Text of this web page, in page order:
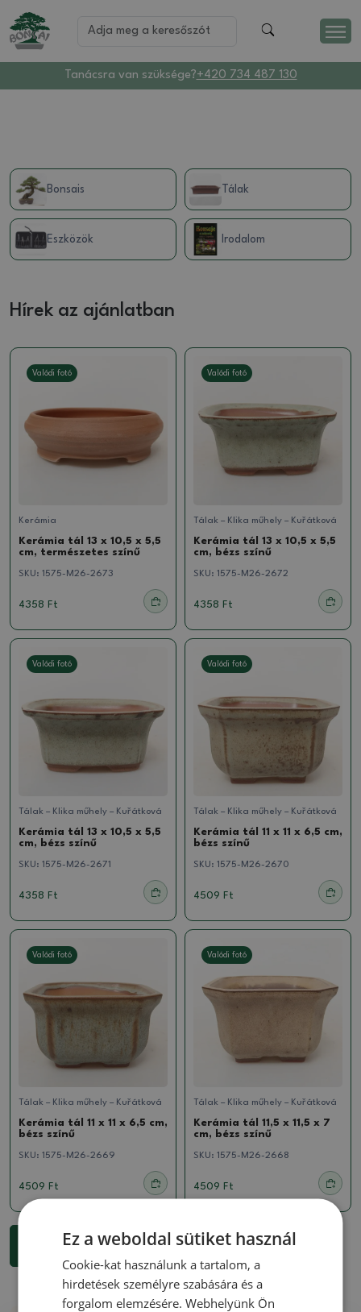
Tanácsra van szüksége?+420 734 487 130
Bonsais Tálak
Eszközök Irodalom
Hírek az ajánlatban
Valódi fotó
Kerámia
Kerámia tál 13 x 10,5 x 5,5
cm, természetes színű
SKU: 1575-M26-2673
4358 Ft
Valódi fotó
Tálak – Klika műhely – Kuřátková
Kerámia tál 13 x 10,5 x 5,5
cm, bézs színű
SKU: 1575-M26-2672
4358 Ft
Valódi fotó
Tálak – Klika műhely – Kuřátková
Kerámia tál 13 x 10,5 x 5,5
cm, bézs színű
SKU: 1575-M26-2671
4358 Ft
Valódi fotó
Tálak – Klika műhely – Kuřátková
Kerámia tál 11 x 11 x 6,5 cm,
bézs színű
SKU: 1575-M26-2670
4509 Ft
Valódi fotó
Tálak – Klika műhely – Kuřátková
Kerámia tál 11 x 11 x 6,5 cm,
bézs színű
SKU: 1575-M26-2669
4509 Ft
Valódi fotó
Tálak – Klika műhely – Kuřátková
Kerámia tál 11,5 x 11,5 x 7
cm, bézs színű
SKU: 1575-M26-2668
4509 Ft
További részletek 18 termékek
1 2
Ez a weboldal sütiket használ
Cookie-kat használunk a tartalom, a
hirdetések személyre szabására és a
forgalom elemzésére. Webhelyünk Ön